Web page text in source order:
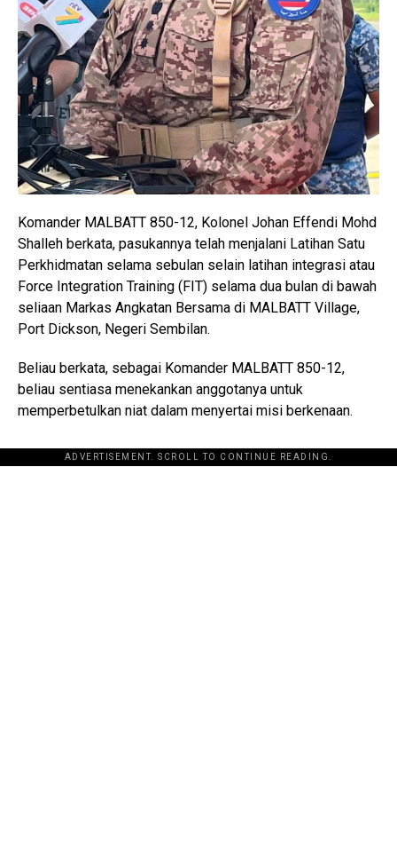
Komander MALBATT 850-12, Kolonel Johan Effendi Mohd
Shalleh berkata, pasukannya telah menjalani Latihan Satu
Perkhidmatan selama sebulan selain latihan integrasi atau
Force Integration Training (FIT) selama dua bulan di bawah
seliaan Markas Angkatan Bersama di MALBATT Village,
Port Dickson, Negeri Sembilan.
Beliau berkata, sebagai Komander MALBATT 850-12,
beliau sentiasa menekankan anggotanya untuk
memperbetulkan niat dalam menyertai misi berkenaan.
ADVERTISEMENT. SCROLL TO CONTINUE READING.